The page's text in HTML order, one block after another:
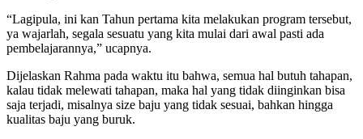
“Lagipula, ini kan Tahun pertama kita melakukan program tersebut,
ya wajarlah, segala sesuatu yang kita mulai dari awal pasti ada
pembelajarannya,” ucapnya.
Dijelaskan Rahma pada waktu itu bahwa, semua hal butuh tahapan,
kalau tidak melewati tahapan, maka hal yang tidak diinginkan bisa
saja terjadi, misalnya size baju yang tidak sesuai, bahkan hingga
kualitas baju yang buruk.